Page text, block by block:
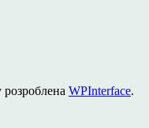
WPInterface.